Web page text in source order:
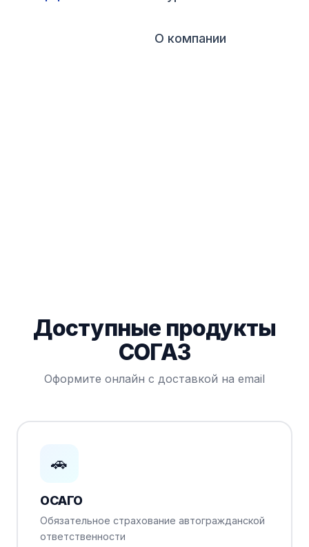
О компании
Доступные продукты
СОГАЗ
Оформите онлайн с доставкой на email
🚗
ОСАГО
Обязательное страхование автогражданской
ответственности